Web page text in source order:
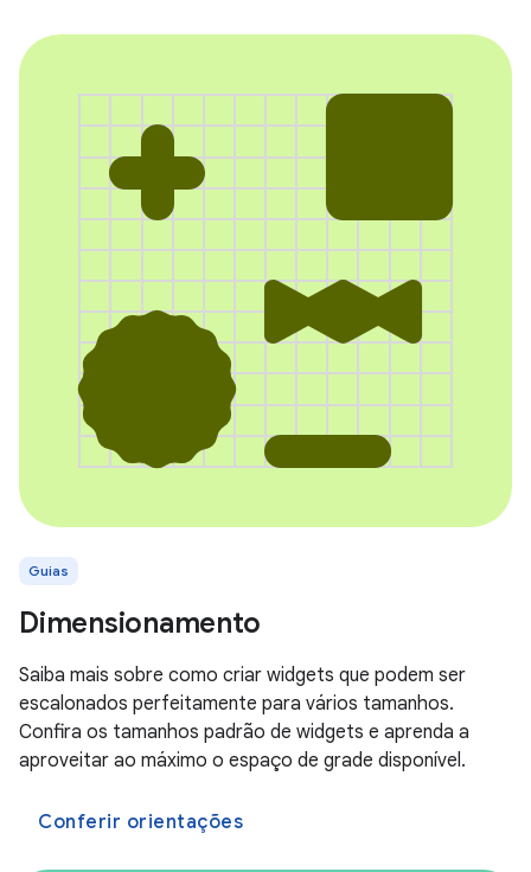
Guias
Dimensionamento
Saiba mais sobre como criar widgets que podem ser
escalonados perfeitamente para vários tamanhos.
Confira os tamanhos padrão de widgets e aprenda a
aproveitar ao máximo o espaço de grade disponível.
Conferir orientações